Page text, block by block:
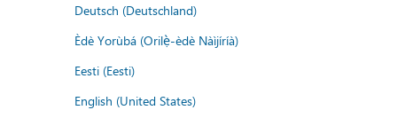
Deutsch (Deutschland)
Èdè Yorùbá (Orilẹ̀-èdè Nàìjíríà)
Eesti (Eesti)
English (United States)